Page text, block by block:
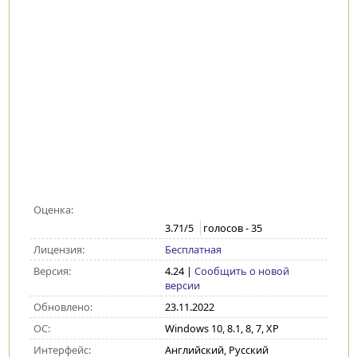
Оценка:
3.71/5 голосов -35
Лицензия:
Бесплатная
Версия:
4.24| Сообщить о новой
версии
Обновлено:
23.11.2022
ОС:
Windows 10, 8.1, 8, 7, XP
Интерфейс:
Английский, Русский